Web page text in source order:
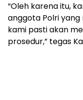
“Oleh karena itu,
anggota Polri
kami pasti akan
prosedur,” tegas